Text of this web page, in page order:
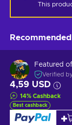
This
Featured
Verified
4,59 USD
14% Cashback
Best cashback